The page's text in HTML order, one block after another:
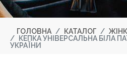
ГОЛОВНА КАТАЛОГ
КЕПКА УНІВЕРСАЛЬНА БІЛА
УКРАЇНИ